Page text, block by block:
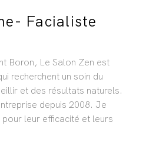
Facialiste
Boron, Le Salon Zen est
recherchent un soin du
et des résultats naturels.
depuis 2008. Je
leur efficacité et leurs